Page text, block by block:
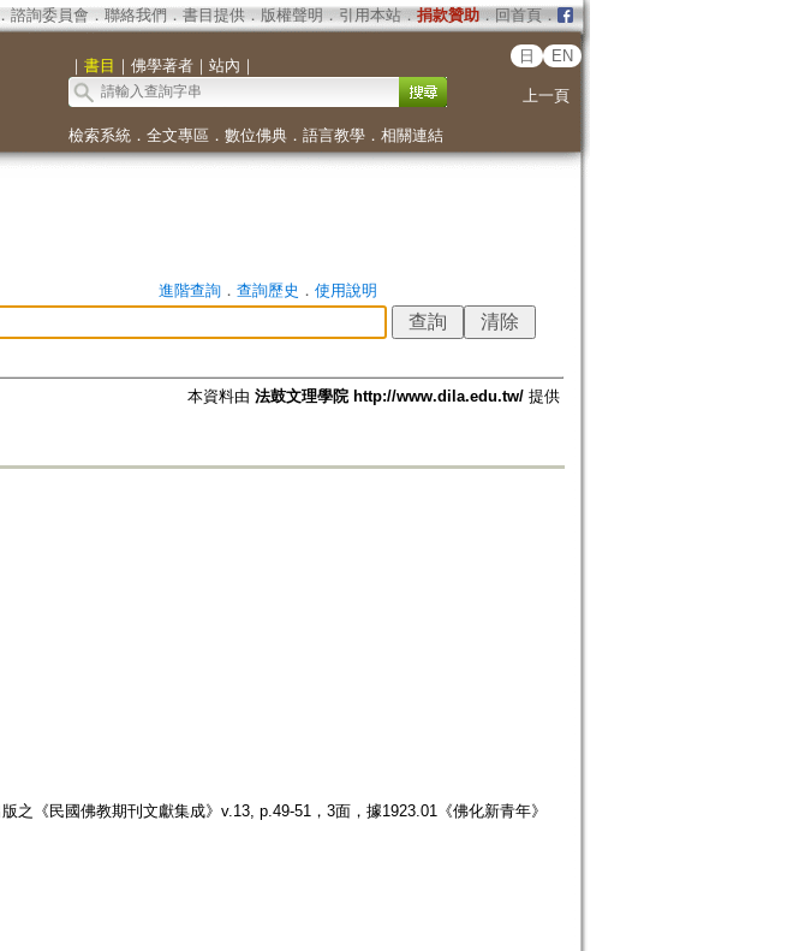
諮詢委員會． 聯絡我們 ． 書目提供． 版權聲明 ． 引用本站． 捐款贊助．回首頁．
｜ 書目 ｜ 佛學著者｜ 站內 ｜
日 EN
上一頁
檢索系統． 全文專區 ． 數位佛典． 語言教學． 相關連結
進階查詢． 查詢歷史 ． 使用說明
本資料由 法鼓文理學院 http://www.dila.edu.tw/提供
之《民國佛教期刊文獻集成》v.13, p.49-51，3面，據1923.01《佛化新青年》